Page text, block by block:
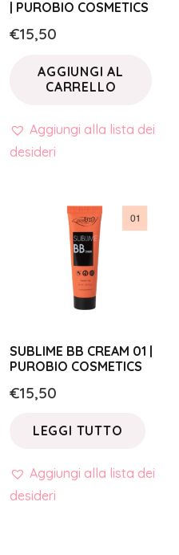
| PUROBIO COSMETICS
€15,50
AGGIUNGI AL
CARRELLO
Aggiungi alla lista dei
desideri
SUBLIME BB CREAM 01 |
PUROBIO COSMETICS
€15,50
LEGGI TUTTO
Aggiungi alla lista dei
desideri